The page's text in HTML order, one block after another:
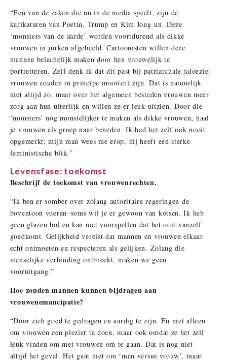
“Een van de zaken die nu in de media speelt, zijn de
karikaturen van Poetin, Trump en Kim Jong-un. Deze
‘monsters van de aarde’ worden voortdurend als dikke
vrouwen in jurken afgebeeld. Cartoonisten willen deze
mannen belachelijk maken door hen vrouwelijk te
portretteren. Zelf denk ik dat dit past bij patriarchale jaloezie:
vrouwen zouden in principe mooi(er) zijn. Dat is natuurlijk
niet altijd zo, maar over het algemeen besteden vrouwen meer
zorg aan hun uiterlijk en willen ze er leuk uitzien. Door die
‘monsters’ nóg monstelijker te maken als dikke vrouwen, haal
je vrouwen als groep naar beneden. Ik had het zelf ook nooit
opgemerkt; mijn man wees me erop, hij heeft een sterke
feministische blik.”
Levensfase: toekomst
Beschrijf de toekomst van vrouwenrechten.
“Ik ben er somber over zolang autoritaire regeringen de
boventoon voeren–soms wil je er gewoon van kotsen. Ik heb
geen glazen bol en kan niet voorspellen dat het ooit vanzelf
goedkomt. Gelijkheid vereist dat mannen en vrouwen elkaar
echt ontmoeten en respecteren als gelijken. Zolang die
menselijke verbinding ontbreekt, maken we geen
vooruitgang.”
Hoe zouden mannen kunnen bijdragen aan
vrouwenemancipatie?
“Door zich goed te gedragen en aardig te zijn. En niet alleen
om vrouwen een plezier te doen, maar ook omdat ze het zelf
leuk vinden om met vrouwen om te gaan. Dat is nog niet
altijd het geval. Het gaat niet om ‘man versus vrouw’, maar